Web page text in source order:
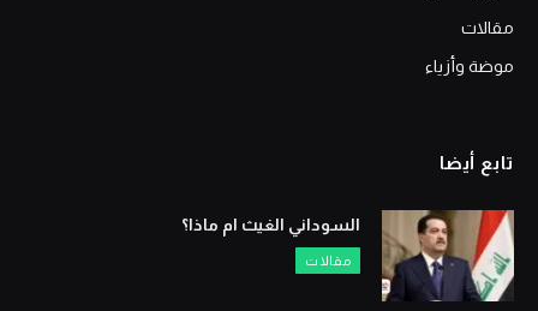
مقالات
موضة وأزياء
تابع أيضا
السوداني الغيث ام ماذا؟
مقالات